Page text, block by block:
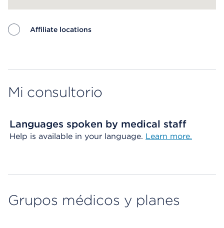
Affiliate locations
Mi consultorio
Languages spoken by medical staff
Help is available in your language. Learn more.
Grupos médicos y planes